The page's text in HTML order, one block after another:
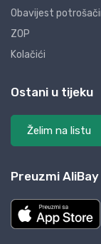
Obavijest
ZOP
Kolačići
Ostani u tijeku
Želim na listu
Preuzmi